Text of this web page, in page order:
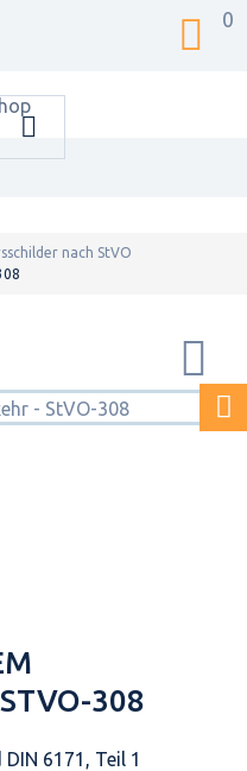
0
nach StVO
308
6171, Teil 1